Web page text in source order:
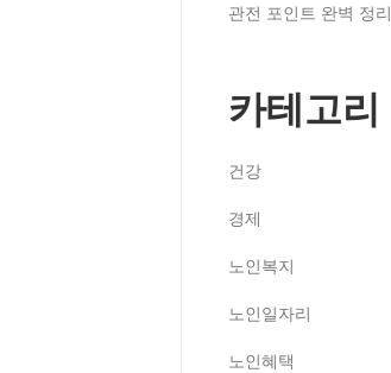
관전 포인트 완벽 정리
카테고리
건강
경제
노인복지
노인일자리
노인혜택